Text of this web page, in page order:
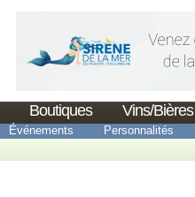
Boutiques Vins/Bières
Événements Personnalités